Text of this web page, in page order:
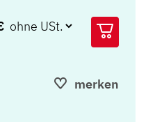
merken